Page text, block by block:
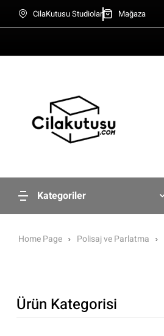
CilaKutusu Studiolar Mağaza
Kategoriler
Home Page Polisaj ve Parlatma
Ürün Kategorisi